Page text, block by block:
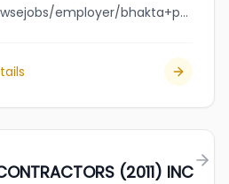
jobbank.gc.ca/browsejobs/employer/bhakta+prahlad+montessori+school/ca
(2011) INC